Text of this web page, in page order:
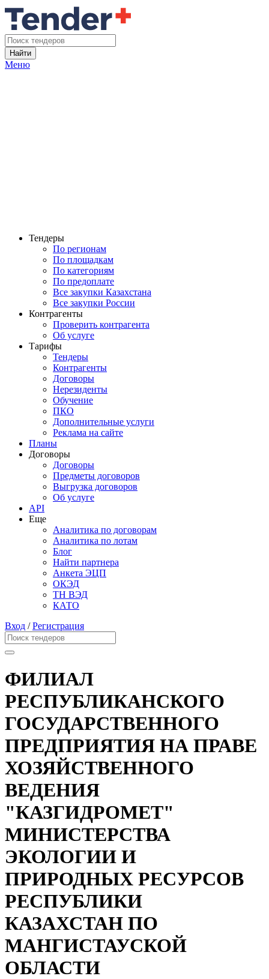
Найти
Меню
Тендеры
По регионам
По площадкам
По категориям
По предоплате
Все закупки Казахстана
Все закупки России
Контрагенты
Проверить контрагента
Об услуге
Тарифы
Тендеры
Контрагенты
Договоры
Нерезиденты
Обучение
ПКО
Дополнительные услуги
Реклама на сайте
Планы
Договоры
Договоры
Предметы договоров
Выгрузка договоров
Об услуге
API
Еще
Аналитика по договорам
Аналитика по лотам
Блог
Найти партнера
Анкета ЭЦП
ОКЭД
ТН ВЭД
КАТО
Вход /Регистрация
ФИЛИАЛ
РЕСПУБЛИКАНСКОГО
ГОСУДАРСТВЕННОГО
ПРЕДПРИЯТИЯ НА ПРАВЕ
ХОЗЯЙСТВЕННОГО
ВЕДЕНИЯ
"КАЗГИДРОМЕТ"
МИНИСТЕРСТВА
ЭКОЛОГИИ И
ПРИРОДНЫХ РЕСУРСОВ
РЕСПУБЛИКИ
КАЗАХСТАН ПО
МАНГИСТАУСКОЙ
ОБЛАСТИ